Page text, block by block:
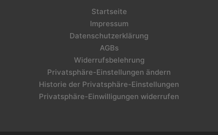
Startseite
Impressum
Datenschutzerklärung
AGBs
Widerrufsbelehrung
Privatsphäre-Einstellungen ändern
Historie der Privatsphäre-Einstellungen
Privatsphäre-Einwilligungen widerrufen